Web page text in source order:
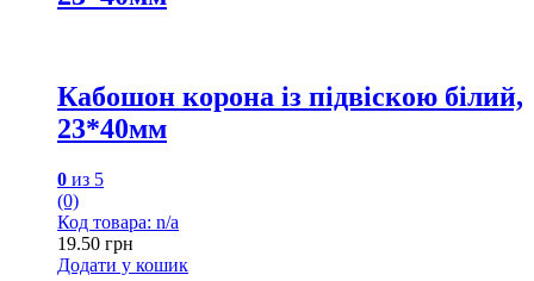
Кабошон корона із підвіскою білий,
23*40мм
0 из 5
(0)
Код товара: n/a
19.50 грн
Додати у кошик